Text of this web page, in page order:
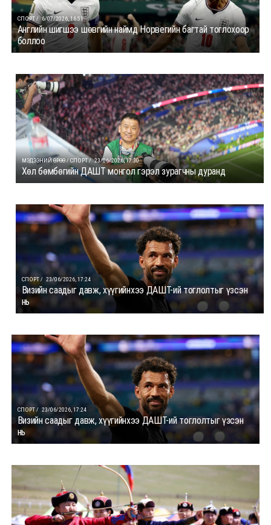
СПОРТ / 6/07/2026, 16:51
Английн шигшээ шөвгийн наймд Норвегийн багтай тоглохоор
боллоо
МЭДЭЭНИЙ ӨРӨӨ / СПОРТ / 23/06/2026, 17:30
Хөл бөмбөгийн ДАШТ монгол гэрэл зурагчны дуранд
СПОРТ / 23/06/2026, 17:24
Визийн саадыг давж, хүүгийнхээ ДАШТ-ий тоглолтыг үзсэн
нь
СПОРТ / 23/06/2026, 17:24
Визийн саадыг давж, хүүгийнхээ ДАШТ-ий тоглолтыг үзсэн
нь